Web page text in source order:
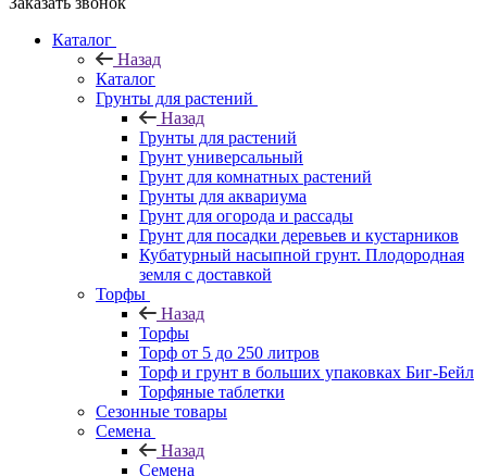
Каталог
Назад
Каталог
Грунты для растений
Назад
Грунты для растений
Грунт универсальный
Грунт для комнатных растений
Грунты для аквариума
Грунт для огорода и рассады
Грунт для посадки деревьев и кустарников
Кубатурный насыпной грунт. Плодородная
земля с доставкой
Торфы
Назад
Торфы
Торф от 5 до 250 литров
Торф и грунт в больших упаковках Биг-Бейл
Торфяные таблетки
Сезонные товары
Семена
Назад
Семена